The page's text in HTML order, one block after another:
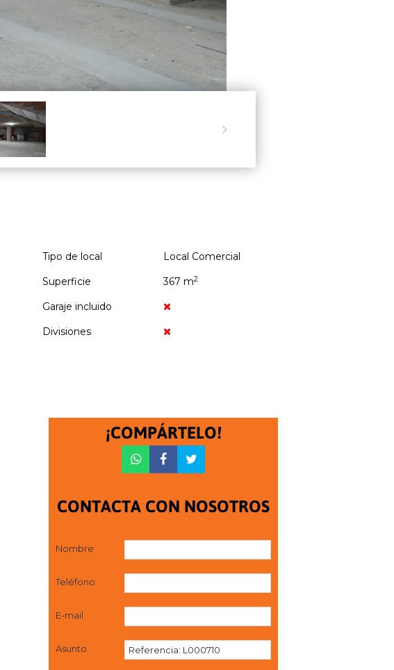

Tipo de local
Local Comercial
Superficie 367 m2
Garaje incluido
Divisiones
¡COMPÁRTELO!
CONTACTA CON NOSOTROS
Nombre
Teléfono
E-mail
Asunto